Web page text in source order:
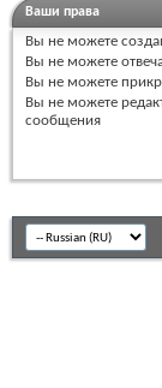
Ваши права
Вы не можете
Вы не можете
Вы не можете
Вы не можете
сообщения